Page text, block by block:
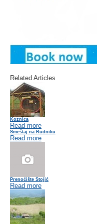
Related Articles
Koznica
Read more
Smeštaj na Rudniku
Read more
Prenoćište Stojić
Read more